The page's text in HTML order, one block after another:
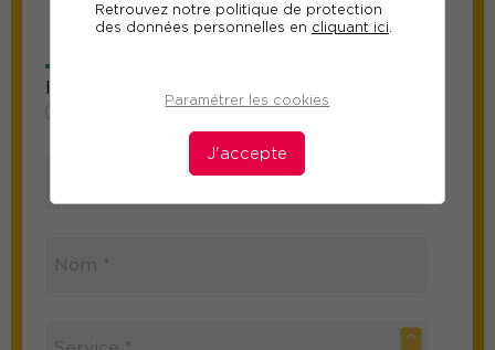
Retrouvez notre politique de protection
des données personnelles en cliquant ici.
Paramétrer les cookies
J'accepte
participants
au responsable suivi
de la formation
Information sur le participant